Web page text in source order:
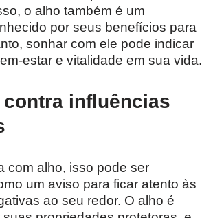
o alho também é um
por seus benefícios para
sonhar com ele pode indicar
estar e vitalidade em sua vida.
contra influências
com alho, isso pode ser
um aviso para ficar atento às
ao seu redor. O alho é